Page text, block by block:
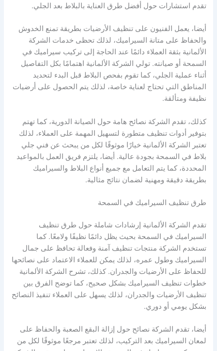
تقدم استشارات حول أفضل طرق العناية بالبلاط بعد الجلي.
أيضا، يعمل الفنيون على تنظيف الأرضيات بطريقة تمنع الخدوش
والحفاظ على متانة السيراميك، لذلك تحظى خدمات الشركة
الألمانية بثقة العملاء دائمًا عند الحاجة إلى تركيب سيراميك في
السمحة أو صيانته. تولي الشركة الألمانية اهتمامًا بكل التفاصيل
أثناء عملية الجلي، كما تقوم بفحص البلاط قبل البدء لتحديد
المناطق التي تحتاج لعناية خاصة، لذلك يتم الحصول على أرضيات
نظيفة ومتألقة.
كذلك، تقدم الشركة نصائح هامة حول الصيانة الدورية، كما تهتم
بتوفير أدوات تنظيف متطورة لتسهيل المهمة على العملاء، لذلك
تعتبر الشركة الألمانية خيارًا موثوقًا لكل من يبحث عن فني جلي
بلاط في السمحة بجودة عالية. أيضا، يلتزم فريق العمل بالمواعيد
المحددة، كما يتم التعامل مع جميع أنواع البلاط والسيراميك
بطريقة دقيقة ومهنية لضمان نتائج مثالية.
طرق تنظيف السيراميك في السمحة
تقدم الشركة الألمانية إرشادات شاملة حول طرق تنظيف
السيراميك في السمحة بحيث يظل دائمًا نظيفًا ولامعًا. كما
تستخدم الشركة منتجات تنظيف آمنة وفعالة تحافظ على جمال
السيراميك وطول عمره، لذلك يمكن للعملاء الاعتماد على نصائحها
للحفاظ على الأرضيات والجدران. كذلك، تشرح الشركة الألمانية
خطوات تنظيف السيراميك بشكل صحيح، كما توضح الفرق بين
تنظيف الأرضيات والجدران، لذلك يسهل على العملاء تنفيذ النصائح
بشكل يومي أو دوري.
أيضا، تقدم الشركة نصائح حول إزالة البقع الصعبة والحفاظ على
لمعان السيراميك بعد التركيب، لذلك تعتبر مرجعًا موثوقًا لكل من